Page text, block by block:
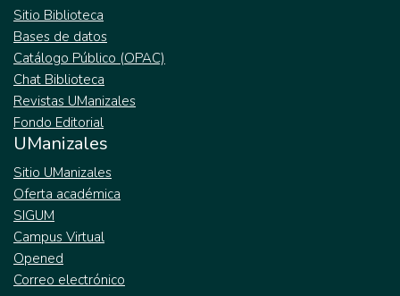
Sitio Biblioteca
Bases de datos
Catálogo Público (OPAC)
Chat Biblioteca
Revistas UManizales
Fondo Editorial
UManizales
Sitio UManizales
Oferta académica
SIGUM
Campus Virtual
Opened
Correo electrónico